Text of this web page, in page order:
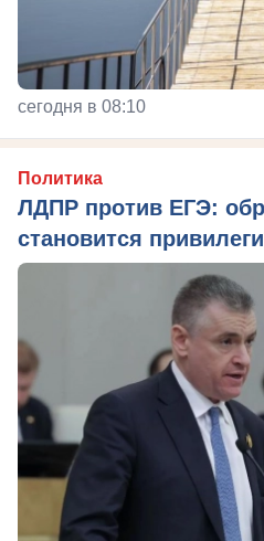
сегодня в 08:10
Политика
ЛДПР против ЕГЭ:
становится